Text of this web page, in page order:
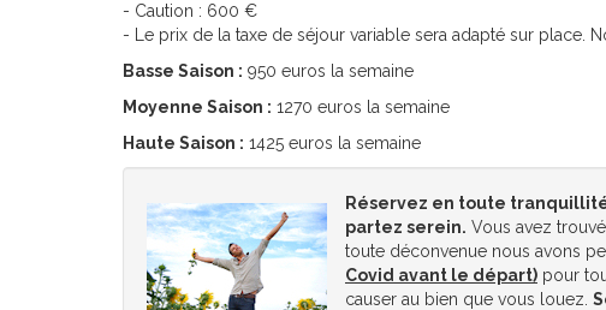
- Caution : 600 €
- Le prix de la taxe de séjour variable sera adapté sur place.
Basse Saison : 950 euros la semaine
Moyenne Saison : 1270 euros la semaine
Haute Saison : 1425 euros la semaine
Réservez en toute
partez serein. Vous avez
toute déconvenue nous avons
Covid avant le départ) pour
causer au bien que vous louez.